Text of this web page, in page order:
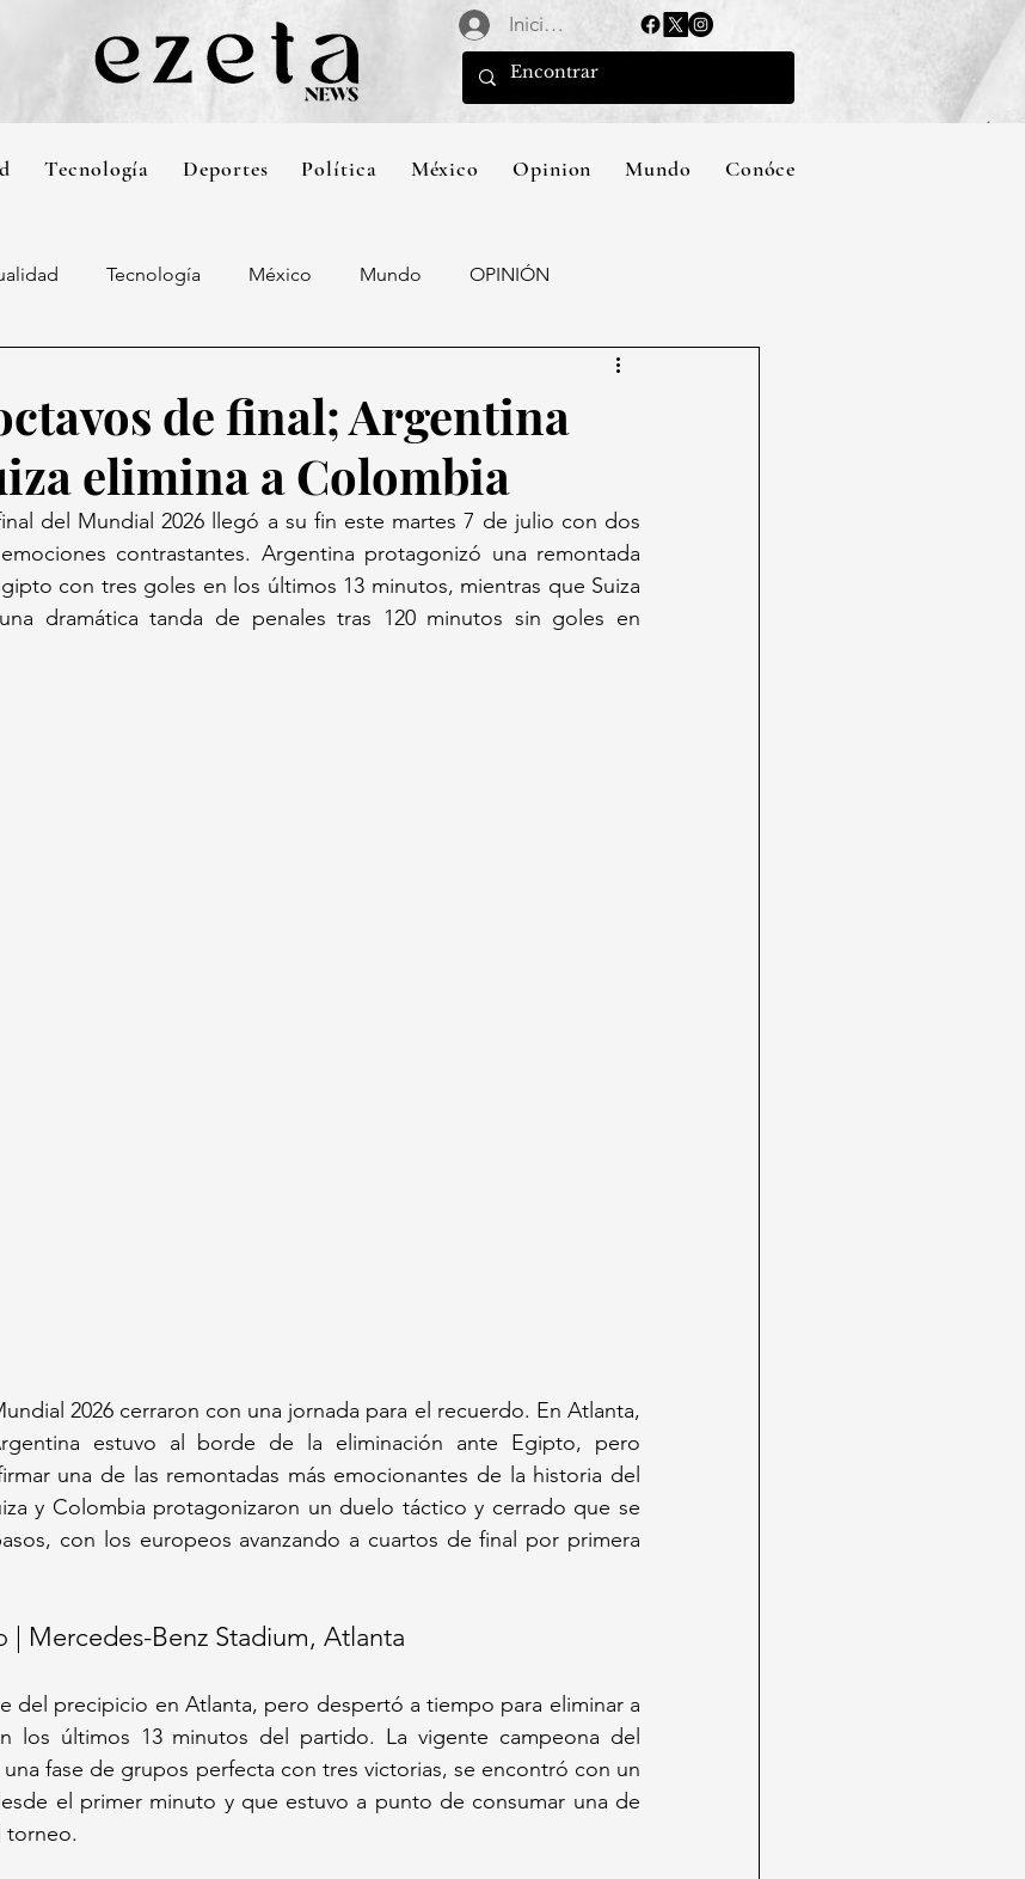
Iniciar sesión
Tecnología Deportes Política México Opinion Mundo Conócenos
Tecnología México Mundo OPINIÓN
de final; Argentina
elimina a Colombia
del Mundial 2026 llegó a su fin este martes 7 de julio con dos
contrastantes. Argentina protagonizó una remontada
con tres goles en los últimos 13 minutos, mientras que Suiza
dramática tanda de penales tras 120 minutos sin goles en
2026 cerraron con una jornada para el recuerdo. En Atlanta,
estuvo al borde de la eliminación ante Egipto, pero
una de las remontadas más emocionantes de la historia del
y Colombia protagonizaron un duelo táctico y cerrado que se
con los europeos avanzando a cuartos de final por primera
| Mercedes-Benz Stadium, Atlanta
del precipicio en Atlanta, pero despertó a tiempo para eliminar a
los últimos 13 minutos del partido. La vigente campeona del
fase de grupos perfecta con tres victorias, se encontró con un
el primer minuto y que estuvo a punto de consumar una de
torneo.